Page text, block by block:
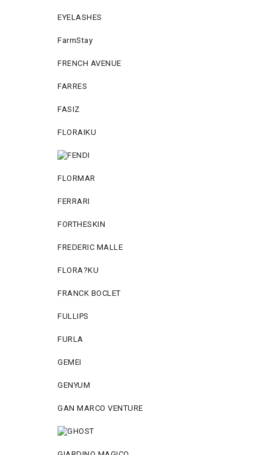
EYELASHES
FarmStay
FRENCH AVENUE
FARRES
FASIZ
FLORAIKU
FLORMAR
FERRARI
FORTHESKIN
FREDERIC MALLE
FLORA?KU
FRANCK BOCLET
FULLIPS
FURLA
GEMEI
GENYUM
GAN MARCO VENTURE